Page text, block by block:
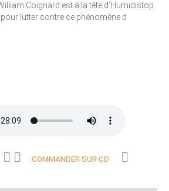
Coignard est à la tête d’Humidistop.
pour lutter contre ce phénomène d
COMMANDER SUR CD